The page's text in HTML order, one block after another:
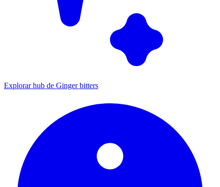
Explorar hub de Ginger bitters